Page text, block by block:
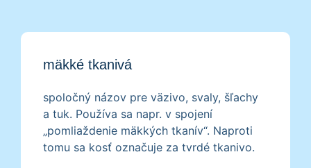
mäkké tkanivá
spoločný názov pre väzivo, svaly, šľachy
a tuk. Používa sa napr. v spojení
„pomliaždenie mäkkých tkanív“. Naproti
tomu sa kosť označuje za tvrdé tkanivo.